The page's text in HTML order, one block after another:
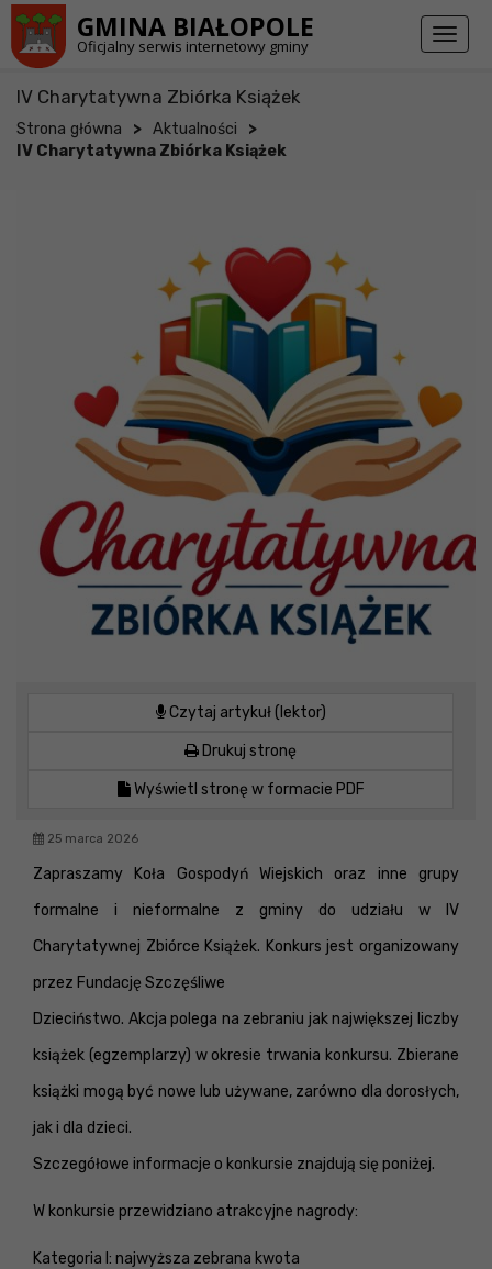
GMINA BIAŁOPOLE
Oficjalny serwis internetowy gminy
Toggle
IV Charytatywna Zbiórka Książek
Strona główna > Aktualności >
IV Charytatywna Zbiórka Książek
Czytaj artykuł (lektor)
Drukuj stronę
Wyświetl stronę w formacie PDF
25 marca 2026
Zapraszamy Koła Gospodyń Wiejskich oraz inne grupy
formalne i nieformalne z gminy do udziału w IV
Charytatywnej Zbiórce Książek. Konkurs jest organizowany
przez Fundację Szczęśliwe
Dzieciństwo. Akcja polega na zebraniu jak największej liczby
książek (egzemplarzy) w okresie trwania konkursu. Zbierane
książki mogą być nowe lub używane, zarówno dla dorosłych,
jak i dla dzieci.
Szczegółowe informacje o konkursie znajdują się poniżej.
W konkursie przewidziano atrakcyjne nagrody:
Kategoria I: najwyższa zebrana kwota